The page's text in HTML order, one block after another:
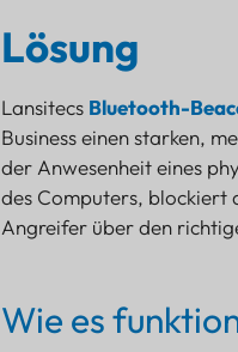
Lösung
Lansitecs Bluetooth-
Business einen starken,
der Anwesenheit eines
des Computers, blockiert
Angreifer über den
Wie es